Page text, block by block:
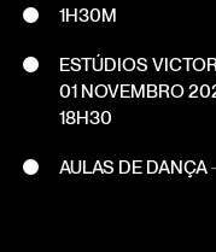
1H30M
ESTÚDIOS
01 NOVEMBRO
18H30
AULAS DE DANÇA